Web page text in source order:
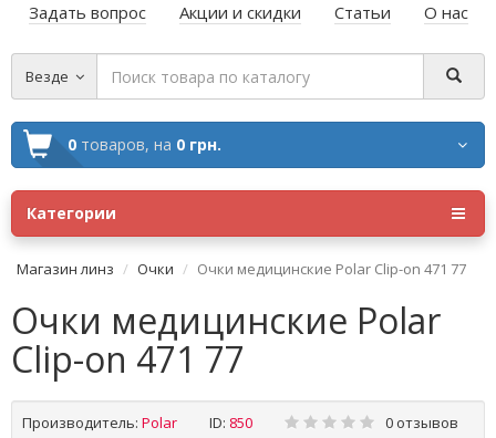
Задать вопрос Акции и скидки Статьи О нас
Везде
0 товаров, на 0 грн.
Категории
Магазин линз Очки Очки медицинские Polar Clip-on 471 77
Очки медицинские Polar
Clip-on 471 77
Производитель: Polar ID: 850 0 отзывов